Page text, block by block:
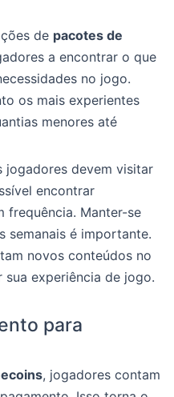
de pacotes de
a encontrar o que
no jogo.
os mais experientes
menores até
jogadores devem visitar
encontrar
frequência. Manter-se
semanais é importante.
novos conteúdos no
experiência de jogo.
para
, jogadores contam